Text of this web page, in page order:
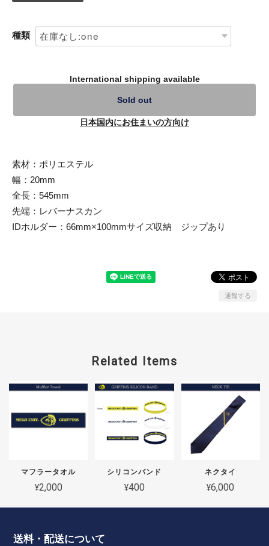
種類
International shipping available
Sold out
日本国内にお住まいの方向け
素材：ポリエステル
幅：20mm
全長：545mm
先端：レバーナスカン
IDホルダー：66mm×100mmサイズ収納 ジップあり
通報する
Related Items
マフラータオル
¥2,000
シリコンバンド
¥400
ネクタイ
¥6,000
送料・配送について